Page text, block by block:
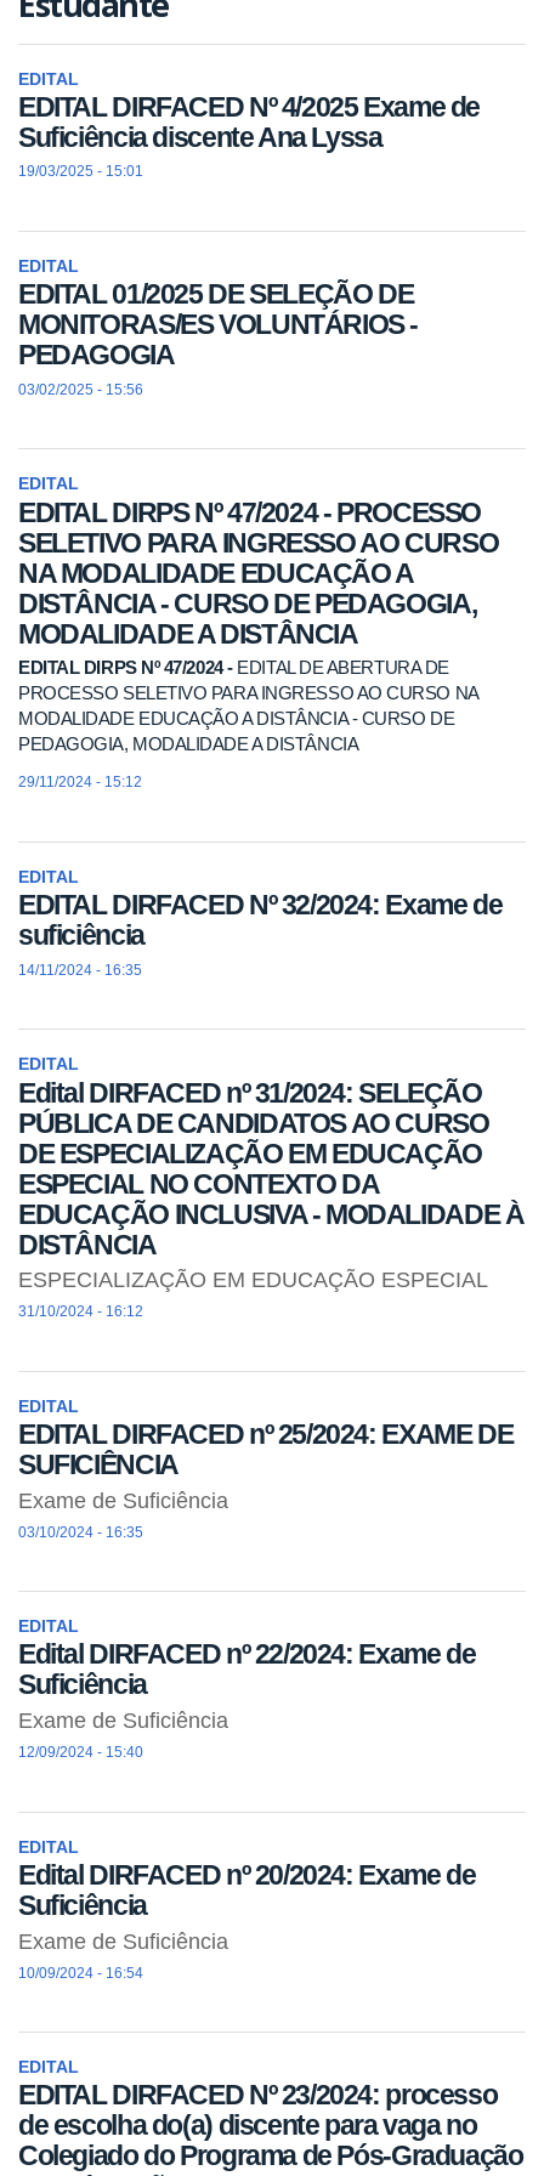
EDITAL
EDITAL DIRFACED Nº 4/2025 Exame de
Suficiência discente Ana Lyssa
19/03/2025 - 15:01
EDITAL
EDITAL 01/2025 DE SELEÇÃO DE
MONITORAS/ES VOLUNTÁRIOS -
PEDAGOGIA
03/02/2025 - 15:56
EDITAL
EDITAL DIRPS Nº 47/2024 - PROCESSO
SELETIVO PARA INGRESSO AO CURSO
NA MODALIDADE EDUCAÇÃO A
DISTÂNCIA - CURSO DE PEDAGOGIA,
MODALIDADE A DISTÂNCIA
EDITAL DIRPS Nº 47/2024 -EDITAL DE ABERTURA DE
PROCESSO SELETIVO PARA INGRESSO AO CURSO NA
MODALIDADE EDUCAÇÃO A DISTÂNCIA - CURSO DE
PEDAGOGIA, MODALIDADE A DISTÂNCIA
29/11/2024 - 15:12
EDITAL
EDITAL DIRFACED Nº 32/2024: Exame de
suficiência
14/11/2024 - 16:35
EDITAL
Edital DIRFACED nº 31/2024: SELEÇÃO
PÚBLICA DE CANDIDATOS AO CURSO
DE ESPECIALIZAÇÃO EM EDUCAÇÃO
ESPECIAL NO CONTEXTO DA
EDUCAÇÃO INCLUSIVA - MODALIDADE À
DISTÂNCIA
ESPECIALIZAÇÃO EM EDUCAÇÃO ESPECIAL
31/10/2024 - 16:12
EDITAL
EDITAL DIRFACED nº 25/2024: EXAME DE
SUFICIÊNCIA
Exame de Suficiência
03/10/2024 - 16:35
EDITAL
Edital DIRFACED nº 22/2024: Exame de
Suficiência
Exame de Suficiência
12/09/2024 - 15:40
EDITAL
Edital DIRFACED nº 20/2024: Exame de
Suficiência
Exame de Suficiência
10/09/2024 - 16:54
EDITAL
EDITAL DIRFACED Nº 23/2024: processo
de escolha do(a) discente para vaga no
Colegiado do Programa de Pós-Graduação